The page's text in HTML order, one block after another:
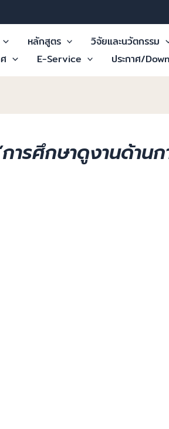
หลักสูตร วิจัยและนวัตกรรม
E-Service ประกาศ/
รศึกษาดูงานด้าน